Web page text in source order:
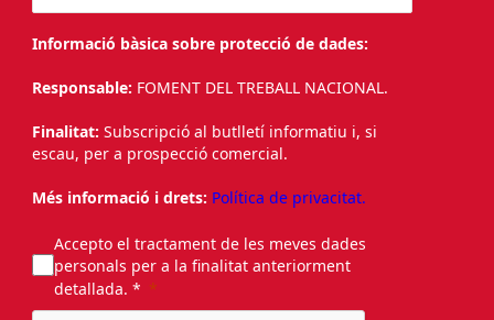
Informació bàsica sobre protecció de dades:
Responsable: FOMENT DEL TREBALL NACIONAL.
Finalitat: Subscripció al butlletí informatiu i, si
escau, per a prospecció comercial.
Més informació i drets: Política de privacitat.
Accepto el tractament de les meves dades
personals per a la finalitat anteriorment
detallada. *